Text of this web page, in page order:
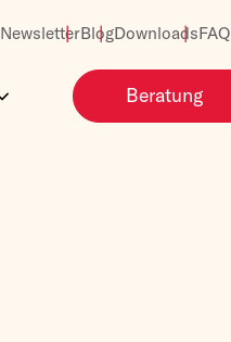
NewsletterBlogDownloadsFAQ
Beratung